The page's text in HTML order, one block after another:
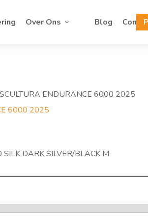
Over Ons Blog
ENDURANCE 6000 2025
6000 2025
DARK SILVER/BLACK M